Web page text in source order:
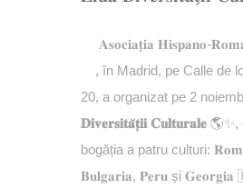
𝐀𝐬𝐨𝐜𝐢𝐚𝐭̦𝐢𝐚 𝐇𝐢𝐬𝐩𝐚𝐧𝐨-
, în Madrid, pe Calle de
20, a organizat pe 2
𝐃𝐢𝐯𝐞𝐫𝐬𝐢𝐭𝐚̆𝐭̦𝐢𝐢 𝐂𝐮𝐥𝐭𝐮𝐫𝐚𝐥𝐞 🌎✨,
bogăția a patru culturi:
𝐁𝐮𝐥𝐠𝐚𝐫𝐢𝐚, 𝐏𝐞𝐫𝐮 și